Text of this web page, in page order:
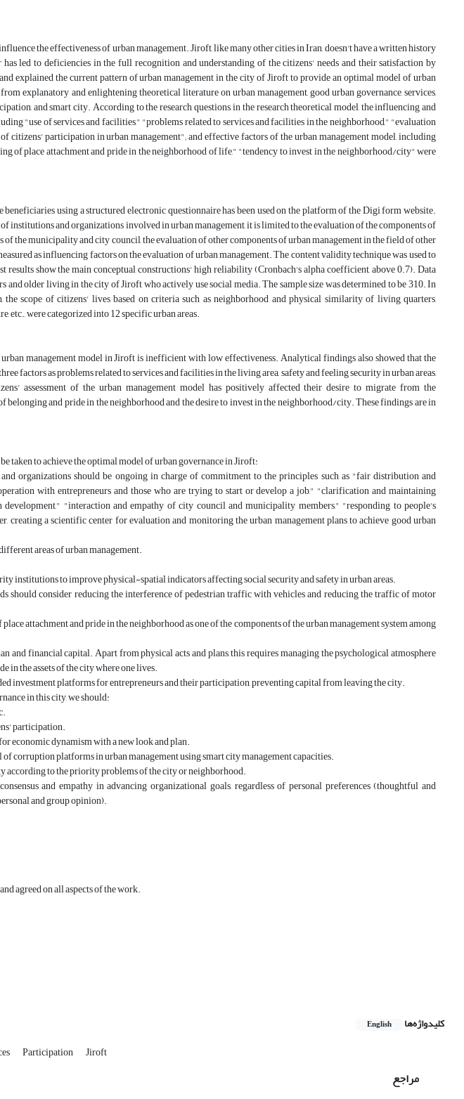
led to deficiencies in the full recognition and understanding of the citizens' needs and their satisfaction by
explained the current pattern of urban management in the city of Jiroft to provide an optimal model of urban
explanatory and enlightening theoretical literature on urban management, good urban governance, services,
and smart city. According to the research questions, in the research theoretical model, the influencing and
"use of services and facilities," "problems related to services and facilities in the neighborhood," "evaluation
citizens' participation in urban management"; and effective factors of the urban management model, including
of place attachment and pride in the neighborhood of life," "tendency to invest in the neighborhood/city" were
institutions and organizations involved in urban management, it is limited to the evaluation of the components of
of the municipality and city council, the evaluation of other components of urban management in the field of other
as influencing factors on the evaluation of urban management. The content validity technique was used to
show the main conceptual constructions' high reliability (Cronbach's alpha coefficient, above 0.7). Data
and older living in the city of Jiroft who actively use social media. The sample size was determined to be 310. In
scope of citizens' lives based on criteria such as neighborhood and physical similarity of living quarters,
were categorized into 12 specific urban areas.
factors as problems related to services and facilities in the living area, safety and feeling security in urban areas,
assessment of the urban management model has positively affected their desire to migrate from the
belonging and pride in the neighborhood and the desire to invest in the neighborhood/city. These findings are in
taken to achieve the optimal model of urban governance in Jiroft:
with entrepreneurs and those who are trying to start or develop a job," "clarification and maintaining
"interaction and empathy of city council and municipality members," "responding to people's
creating a scientific center for evaluation and monitoring the urban management plans to achieve good urban
areas of urban management.
institutions to improve physical-spatial indicators affecting social security and safety in urban areas.
in the assets of the city where one lives.
investment platforms for entrepreneurs and their participation, preventing capital from leaving the city.
in this city, we should:
participation.
economic dynamism with a new look and plan.
corruption platforms in urban management using smart city management capacities.
according to the priority problems of the city or neighborhood.
and group opinion).
agreed on all aspects of the work.
کلیدواژه‌ها English
Participation Jiroft
مراجع